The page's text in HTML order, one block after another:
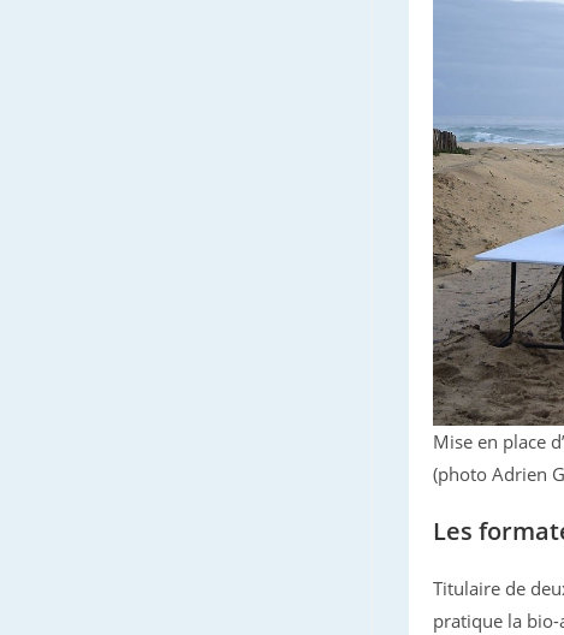
Mise en place
(photo Adrien
Les
Titulaire de
pratique la bio-